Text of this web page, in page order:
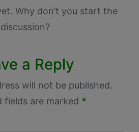
Why don’t you start the
discussion?
a Reply
will not be published.
fields are marked *